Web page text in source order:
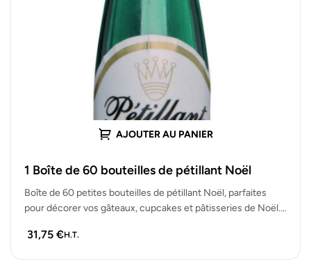
AJOUTER AU PANIER
1 Boîte de 60 bouteilles de pétillant Noël
Boîte de 60 petites bouteilles de pétillant Noël, parfaites
pour décorer vos gâteaux, cupcakes et pâtisseries de Noël.
31,75 €H.T.